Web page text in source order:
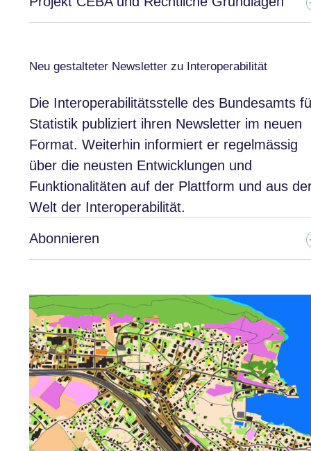
Neu gestalteter Newsletter zu Interoperabilität
Die Interoperabilitätsstelle des Bundesamts
Statistik publiziert ihren Newsletter im neuen
Format. Weiterhin informiert er regelmässig
über die neusten Entwicklungen und
Funktionalitäten auf der Plattform und aus
Welt der Interoperabilität.
Abonnieren